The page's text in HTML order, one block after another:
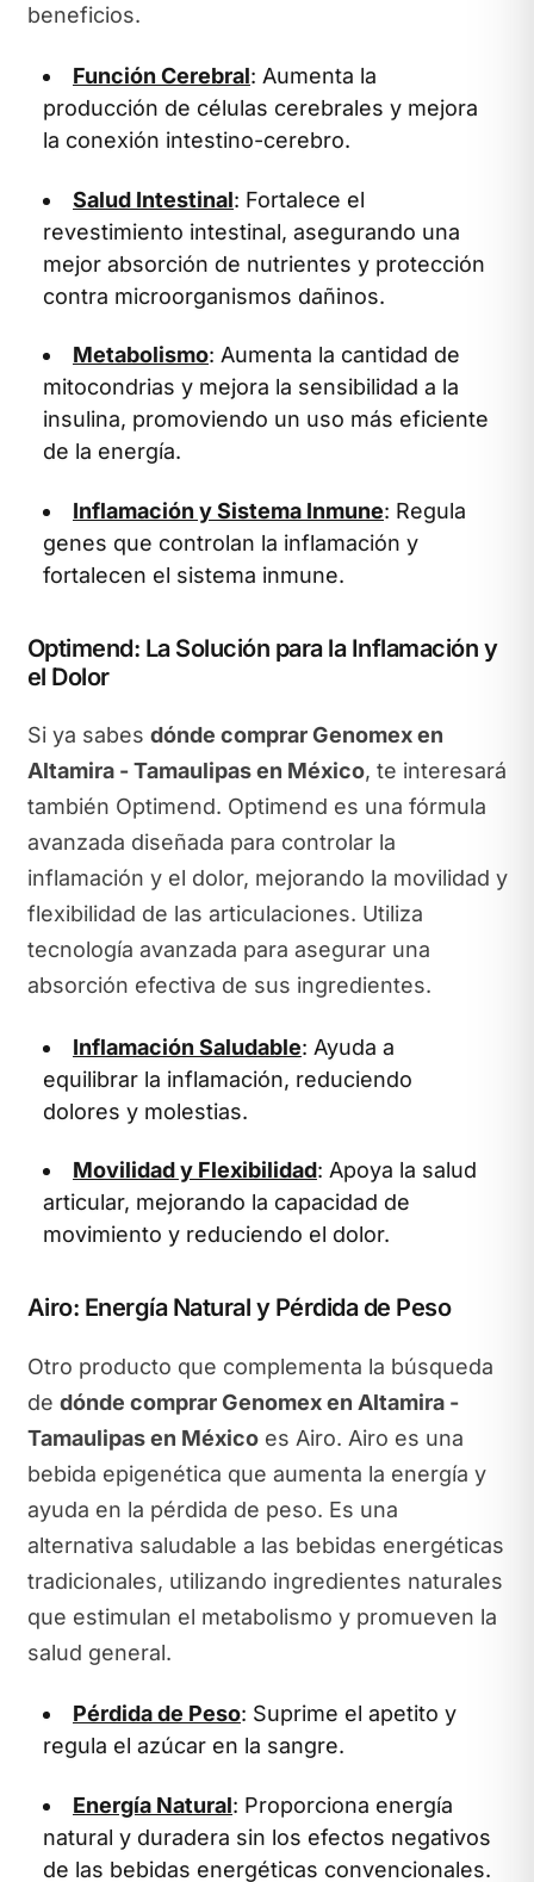
beneficios.
Función Cerebral: Aumenta la
producción de células cerebrales y mejora
la conexión intestino-cerebro.
Salud Intestinal: Fortalece el
revestimiento intestinal, asegurando una
mejor absorción de nutrientes y protección
contra microorganismos dañinos.
Metabolismo: Aumenta la cantidad de
mitocondrias y mejora la sensibilidad a la
insulina, promoviendo un uso más eficiente
de la energía.
Inflamación y Sistema Inmune: Regula
genes que controlan la inflamación y
fortalecen el sistema inmune.
Optimend: La Solución para la Inflamación y
el Dolor
Si ya sabes dónde comprar Genomex en
Altamira - Tamaulipas en México, te interesará
también Optimend. Optimend es una fórmula
avanzada diseñada para controlar la
inflamación y el dolor, mejorando la movilidad y
flexibilidad de las articulaciones. Utiliza
tecnología avanzada para asegurar una
absorción efectiva de sus ingredientes.
Inflamación Saludable: Ayuda a
equilibrar la inflamación, reduciendo
dolores y molestias.
Movilidad y Flexibilidad: Apoya la salud
articular, mejorando la capacidad de
movimiento y reduciendo el dolor.
Airo: Energía Natural y Pérdida de Peso
Otro producto que complementa la búsqueda
de dónde comprar Genomex en Altamira -
Tamaulipas en Méxicoes Airo. Airo es una
bebida epigenética que aumenta la energía y
ayuda en la pérdida de peso. Es una
alternativa saludable a las bebidas energéticas
tradicionales, utilizando ingredientes naturales
que estimulan el metabolismo y promueven la
salud general.
Pérdida de Peso: Suprime el apetito y
regula el azúcar en la sangre.
Energía Natural: Proporciona energía
natural y duradera sin los efectos negativos
de las bebidas energéticas convencionales.